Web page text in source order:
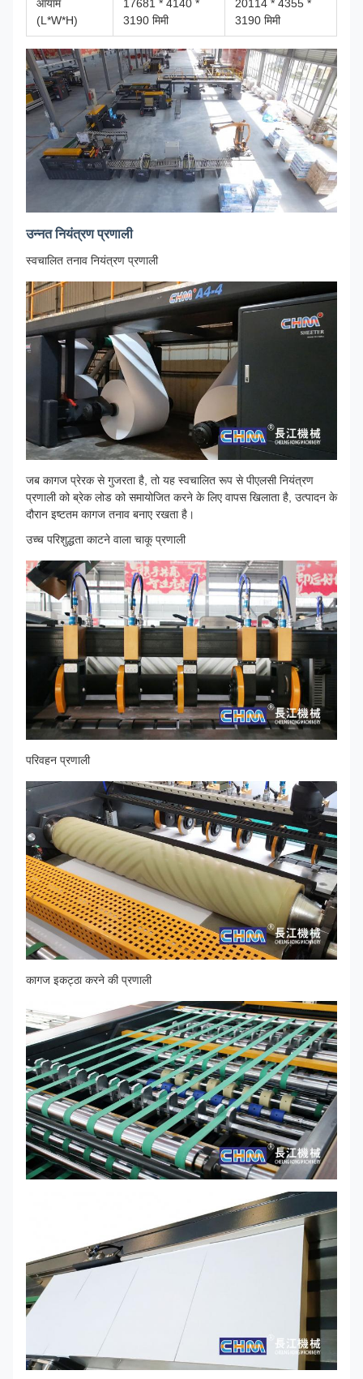
आयाम
(L*W*H)
17681 * 4140 *
3190 मिमी
20114 * 4355 *
3190 मिमी
उन्नत नियंत्रण प्रणाली
स्वचालित तनाव नियंत्रण प्रणाली
जब कागज प्रेरक से गुजरता है, तो यह स्वचालित रूप से पीएलसी नियंत्रण
प्रणाली को ब्रेक लोड को समायोजित करने के लिए वापस खिलाता है, उत्पादन के
दौरान इष्टतम कागज तनाव बनाए रखता है।
उच्च परिशुद्धता काटने वाला चाकू प्रणाली
परिवहन प्रणाली
कागज इकट्ठा करने की प्रणाली